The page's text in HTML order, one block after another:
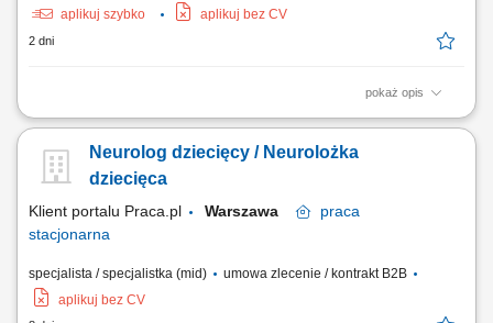
aplikuj szybko
aplikuj bez CV
2 dni
pokaż opis
specjalizacja z zakresu neurologii; aktualne prawo wykonywania
świadczeń medycznych;
Neurolog dziecięcy / Neurolożka
dziecięca
Klient portalu Praca.pl Warszawa
praca
stacjonarna
specjalista / specjalistka (mid)
umowa zlecenie / kontrakt B2B
aplikuj bez CV